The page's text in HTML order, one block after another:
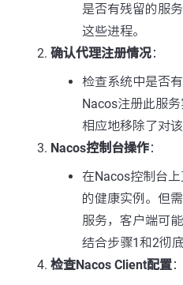
是否有残留的服
这些进程。
确认代理注册情况：
检查系统中是否
Nacos注册此服
相应地移除了对该
Nacos控制台操作：
在Nacos控制台
的健康实例。但
服务，客户端可
结合步骤1和2彻
检查Nacos Client配置：